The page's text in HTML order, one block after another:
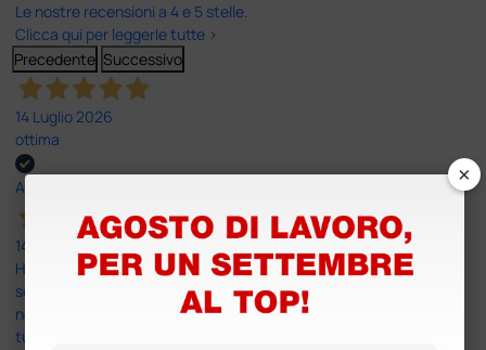
Le nostre recensioni a 4 e 5 stelle.
Clicca qui per leggerle tutte >
Precedente Successivo
14 Luglio 2026
ottima
Acquirente verificato
14 Luglio 2026
Ho acquistato un ecografo da Doctor Shop e sono rimasto molto
soddisfatto dell'esperienza. Apparecchiatura di qualità, consegna
nei tempi previsti e un servizio clienti disponibile che ha risposto a
tutti i miei dubbi prima dell'acquisto. Consigliato
×